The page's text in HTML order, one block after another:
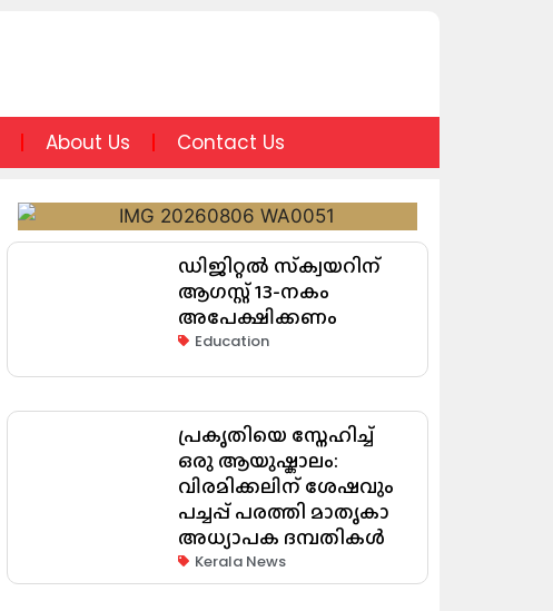
About Us Contact Us
ഡിജിറ്റൽ സ്‌ക്വയറിന്
ആഗസ്റ്റ് 13-നകം
അപേക്ഷിക്കണം
Education
പ്രകൃതിയെ സ്നേഹിച്ച്
ഒരു ആയുഷ്കാലം:
വിരമിക്കലിന് ശേഷവും
പച്ചപ്പ് പരത്തി മാതൃകാ
അധ്യാപക ദമ്പതികൾ
Kerala News